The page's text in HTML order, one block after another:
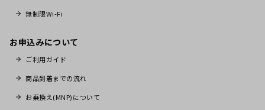
無制限Wi-Fi
お申込みについて
ご利用ガイド
商品到着までの流れ
お乗換え(MNP)について